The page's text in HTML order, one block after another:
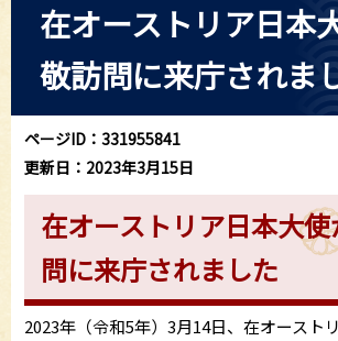
ら
在オーストリア日本
敬訪問に来庁されま
ページID：331955841
更新日：2023年3月15日
在オーストリア日本大
問に来庁されました
2023年（令和5年）3月14日、在オースト